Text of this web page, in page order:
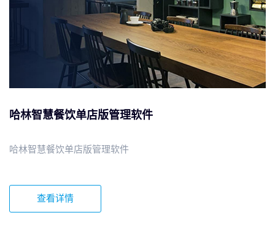
哈林智慧餐饮单店版管理软件
哈林智慧餐饮单店版管理软件
查看详情